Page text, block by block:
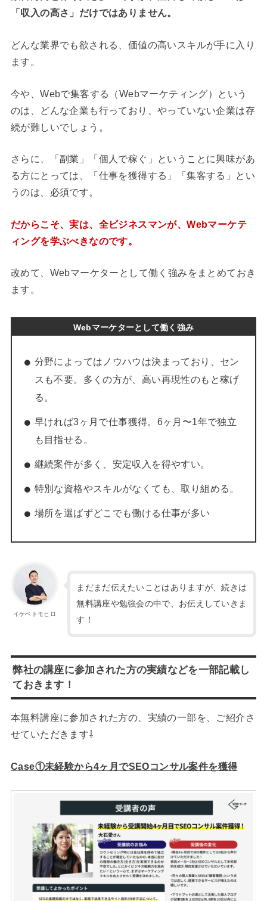
「収入の高さ」だけではありません。
どんな業界でも欲される、価値の高いスキルが手に入り
ます。
今や、Webで集客する（Webマーケティング）という
のは、どんな企業も行っており、やっていない企業は存
続が難しいでしょう。
さらに、「副業」「個人で稼ぐ」ということに興味があ
る方にとっては、「仕事を獲得する」「集客する」とい
うのは、必須です。
だからこそ、実は、全ビジネスマンが、Webマーケテ
ィングを学ぶべきなのです。
改めて、Webマーケターとして働く強みをまとめておき
ます。
Webマーケターとして働く強み
分野によってはノウハウは決まっており、セン
スも不要。多くの方が、高い再現性のもと稼げ
る。
早ければ3ヶ月で仕事獲得。6ヶ月〜1年で独立
も目指せる。
継続案件が多く、安定収入を得やすい。
特別な資格やスキルがなくても、取り組める。
場所を選ばずどこでも働ける仕事が多い
イケベトモヒロ
まだまだ伝えたいことはありますが、続きは
無料講座や勉強会の中で、お伝えしていきま
す！
弊社の講座に参加された方の実績などを一部記載し
ておきます！
本無料講座に参加された方の、実績の一部を、ご紹介さ
せていただきます⇩
Case①未経験から4ヶ月でSEOコンサル案件を獲得